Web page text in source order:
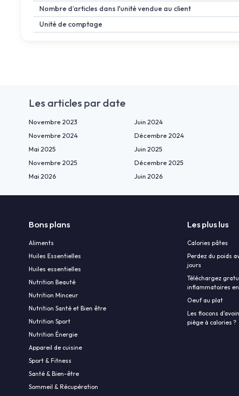
Nombre d’articles dans l'unité vendue au client
Unité de comptage
Les articles par date
Novembre 2023 Juin 2024
Novembre 2024
Décembre 2024
Mai 2025
Juin 2025
Novembre 2025
Décembre 2025
Mai 2026
Juin 2026
Bons plans
Aliments
Huiles Essentielles
Huiles essentielles
Nutrition Beauté
Nutrition Minceur
Nutrition Santé et Bien être
Nutrition Sport
Nutrition Énergie
Appareil de cuisine
Sport & Fitness
Santé & Bien-être
Sommeil & Récupération
Les plus lus
Calories pâtes
Perdez du poids
jours
Téléchargez
inflammatoires en
Oeuf au plat
Les flocons
piège à calories ?